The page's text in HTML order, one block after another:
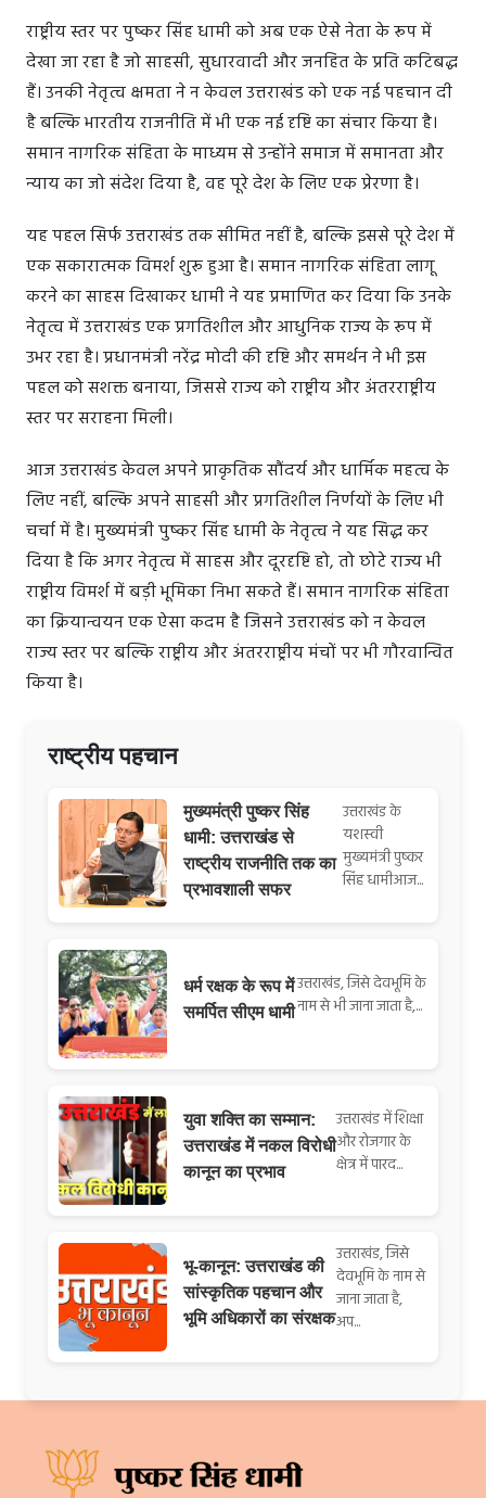
राष्ट्रीय स्तर पर पुष्कर सिंह धामी को अब एक ऐसे नेता के रूप में
देखा जा रहा है जो साहसी, सुधारवादी और जनहित के प्रति कटिबद्ध
हैं। उनकी नेतृत्व क्षमता ने न केवल उत्तराखंड को एक नई पहचान दी
है बल्कि भारतीय राजनीति में भी एक नई दृष्टि का संचार किया है।
समान नागरिक संहिता के माध्यम से उन्होंने समाज में समानता और
न्याय का जो संदेश दिया है, वह पूरे देश के लिए एक प्रेरणा है।
यह पहल सिर्फ उत्तराखंड तक सीमित नहीं है, बल्कि इससे पूरे देश में
एक सकारात्मक विमर्श शुरू हुआ है। समान नागरिक संहिता लागू
करने का साहस दिखाकर धामी ने यह प्रमाणित कर दिया कि उनके
नेतृत्व में उत्तराखंड एक प्रगतिशील और आधुनिक राज्य के रूप में
उभर रहा है। प्रधानमंत्री नरेंद्र मोदी की दृष्टि और समर्थन ने भी इस
पहल को सशक्त बनाया, जिससे राज्य को राष्ट्रीय और अंतरराष्ट्रीय
स्तर पर सराहना मिली।
आज उत्तराखंड केवल अपने प्राकृतिक सौंदर्य और धार्मिक महत्व के
लिए नहीं, बल्कि अपने साहसी और प्रगतिशील निर्णयों के लिए भी
चर्चा में है। मुख्यमंत्री पुष्कर सिंह धामी के नेतृत्व ने यह सिद्ध कर
दिया है कि अगर नेतृत्व में साहस और दूरदृष्टि हो, तो छोटे राज्य भी
राष्ट्रीय विमर्श में बड़ी भूमिका निभा सकते हैं। समान नागरिक संहिता
का क्रियान्वयन एक ऐसा कदम है जिसने उत्तराखंड को न केवल
राज्य स्तर पर बल्कि राष्ट्रीय और अंतरराष्ट्रीय मंचों पर भी गौरवान्वित
किया है।
राष्ट्रीय पहचान
मुख्यमंत्री पुष्कर सिंह
धामी: उत्तराखंड से
राष्ट्रीय राजनीति तक का
प्रभावशाली सफर
उत्तराखंड के
यशस्वी
मुख्यमंत्री पुष्कर
सिंह धामीआज...
धर्म रक्षक के रूप में
समर्पित सीएम धामी
उत्तराखंड, जिसे देवभूमि के
नाम से भी जाना जाता है,...
युवा शक्ति का सम्मान:
उत्तराखंड में नकल विरोधी
कानून का प्रभाव
उत्तराखंड में शिक्षा
और रोजगार के
क्षेत्र में पारद...
भू-कानून: उत्तराखंड की
सांस्कृतिक पहचान और
भूमि अधिकारों का संरक्षक
उत्तराखंड, जिसे
देवभूमि के नाम से
जाना जाता है,
अप...